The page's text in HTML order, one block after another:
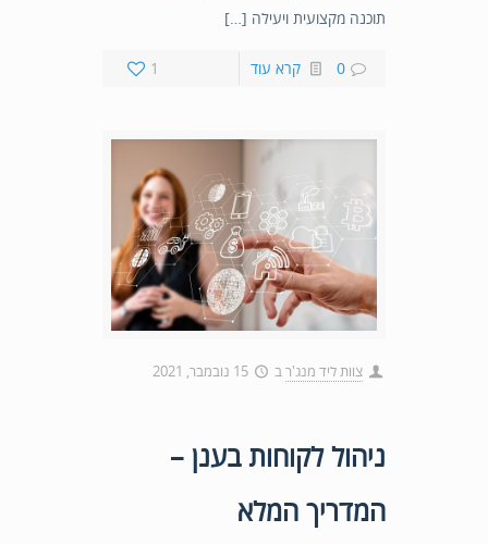
תוכנה מקצועית ויעילה […]
1 0 קרא עוד
צוות ליד מנג'רב 15 נובמבר, 2021
ניהול לקוחות בענן –
המדריך המלא